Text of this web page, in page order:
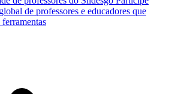
de professores e educadores que